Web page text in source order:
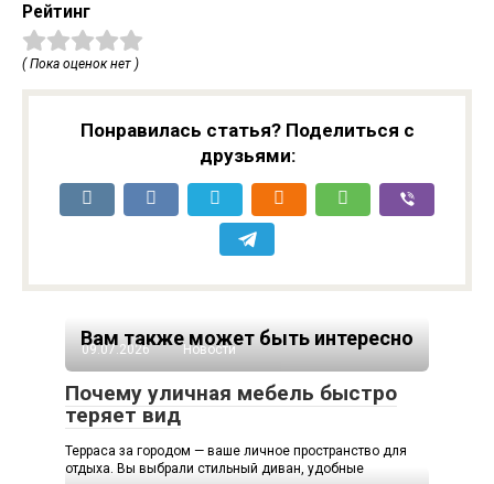
Рейтинг
( Пока оценок нет )
Понравилась статья? Поделиться с
друзьями:
Вам также может быть интересно
09.07.2026 Новости
Почему уличная мебель быстро
теряет вид
Терраса за городом — ваше личное пространство для
отдыха. Вы выбрали стильный диван, удобные